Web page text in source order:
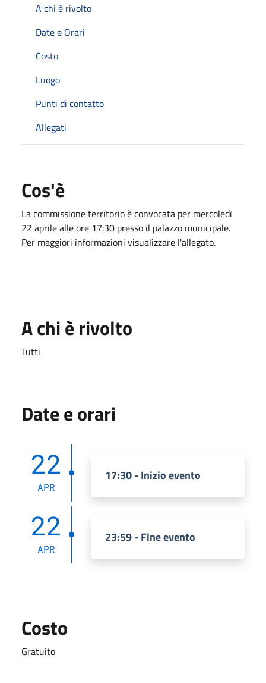
A chi è rivolto
Date e Orari
Costo
Luogo
Punti di contatto
Allegati
Cos'è
La commissione territorio è convocata per mercoledì
22 aprile alle ore 17:30 presso il palazzo municipale.
Per maggiori informazioni visualizzare l'allegato.
A chi è rivolto
Tutti
Date e orari
22
APR
17:30 - Inizio evento
22
APR
23:59 - Fine evento
Costo
Gratuito